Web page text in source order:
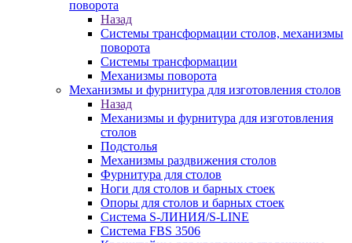
поворота
Назад
Системы трансформации столов, механизмы
поворота
Системы трансформации
Механизмы поворота
Механизмы и фурнитура для изготовления столов
Назад
Механизмы и фурнитура для изготовления
столов
Подстолья
Механизмы раздвижения столов
Фурнитура для столов
Ноги для столов и барных стоек
Опоры для столов и барных стоек
Система S-ЛИНИЯ/S-LINE
Система FBS 3506